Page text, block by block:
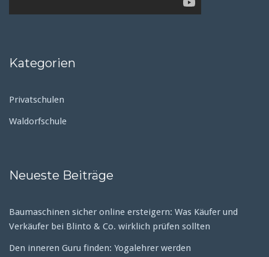
Kategorien
Privatschulen
Waldorfschule
Neueste Beiträge
Baumaschinen sicher online ersteigern: Was Käufer und
Verkäufer bei Blinto & Co. wirklich prüfen sollten
Den inneren Guru finden: Yogalehrer werden